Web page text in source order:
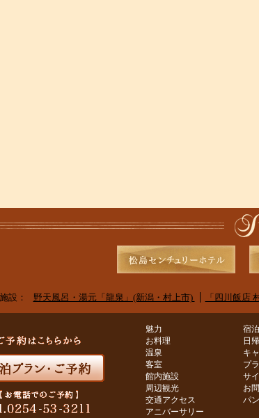
設： 野天風呂・湯元「龍泉」(新潟・村上市) 「四川飯店
魅力
お料理
温泉
客室
館内施設
周辺観光
交通アクセス
アニバーサリー
宿
日
キ
プ
サ
お
パ